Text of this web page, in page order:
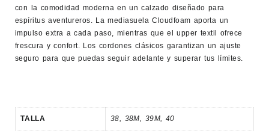
con la comodidad moderna en un calzado diseñado para
espíritus aventureros. La mediasuela Cloudfoam aporta un
impulso extra a cada paso, mientras que el upper textil ofrece
frescura y confort. Los cordones clásicos garantizan un ajuste
seguro para que puedas seguir adelante y superar tus límites.
TALLA 38, 38M, 39M, 40